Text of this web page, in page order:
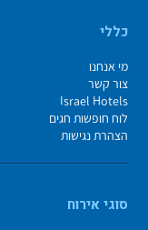
כללי
מי אנחנו
צור קשר
Israel Hotels
לוח חופשות חגים
הצהרת נגישות
סוגי אירוח